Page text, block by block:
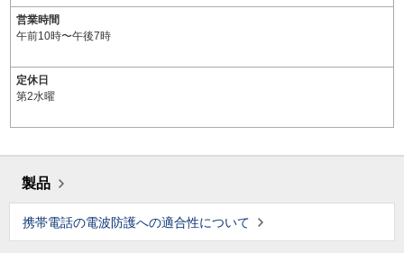
営業時間
午前10時〜午後7時
定休日
第2水曜
製品
携帯電話の電波防護への適合性について